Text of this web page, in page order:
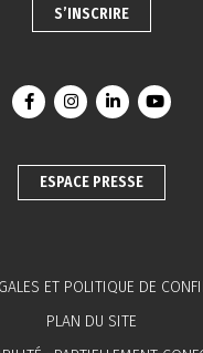
S’INSCRIRE
Lien vers le compte
Lien vers leLien vers le
Lien
ESPACE PRESSE
ET POLITIQUE DE
PLAN DU SITE